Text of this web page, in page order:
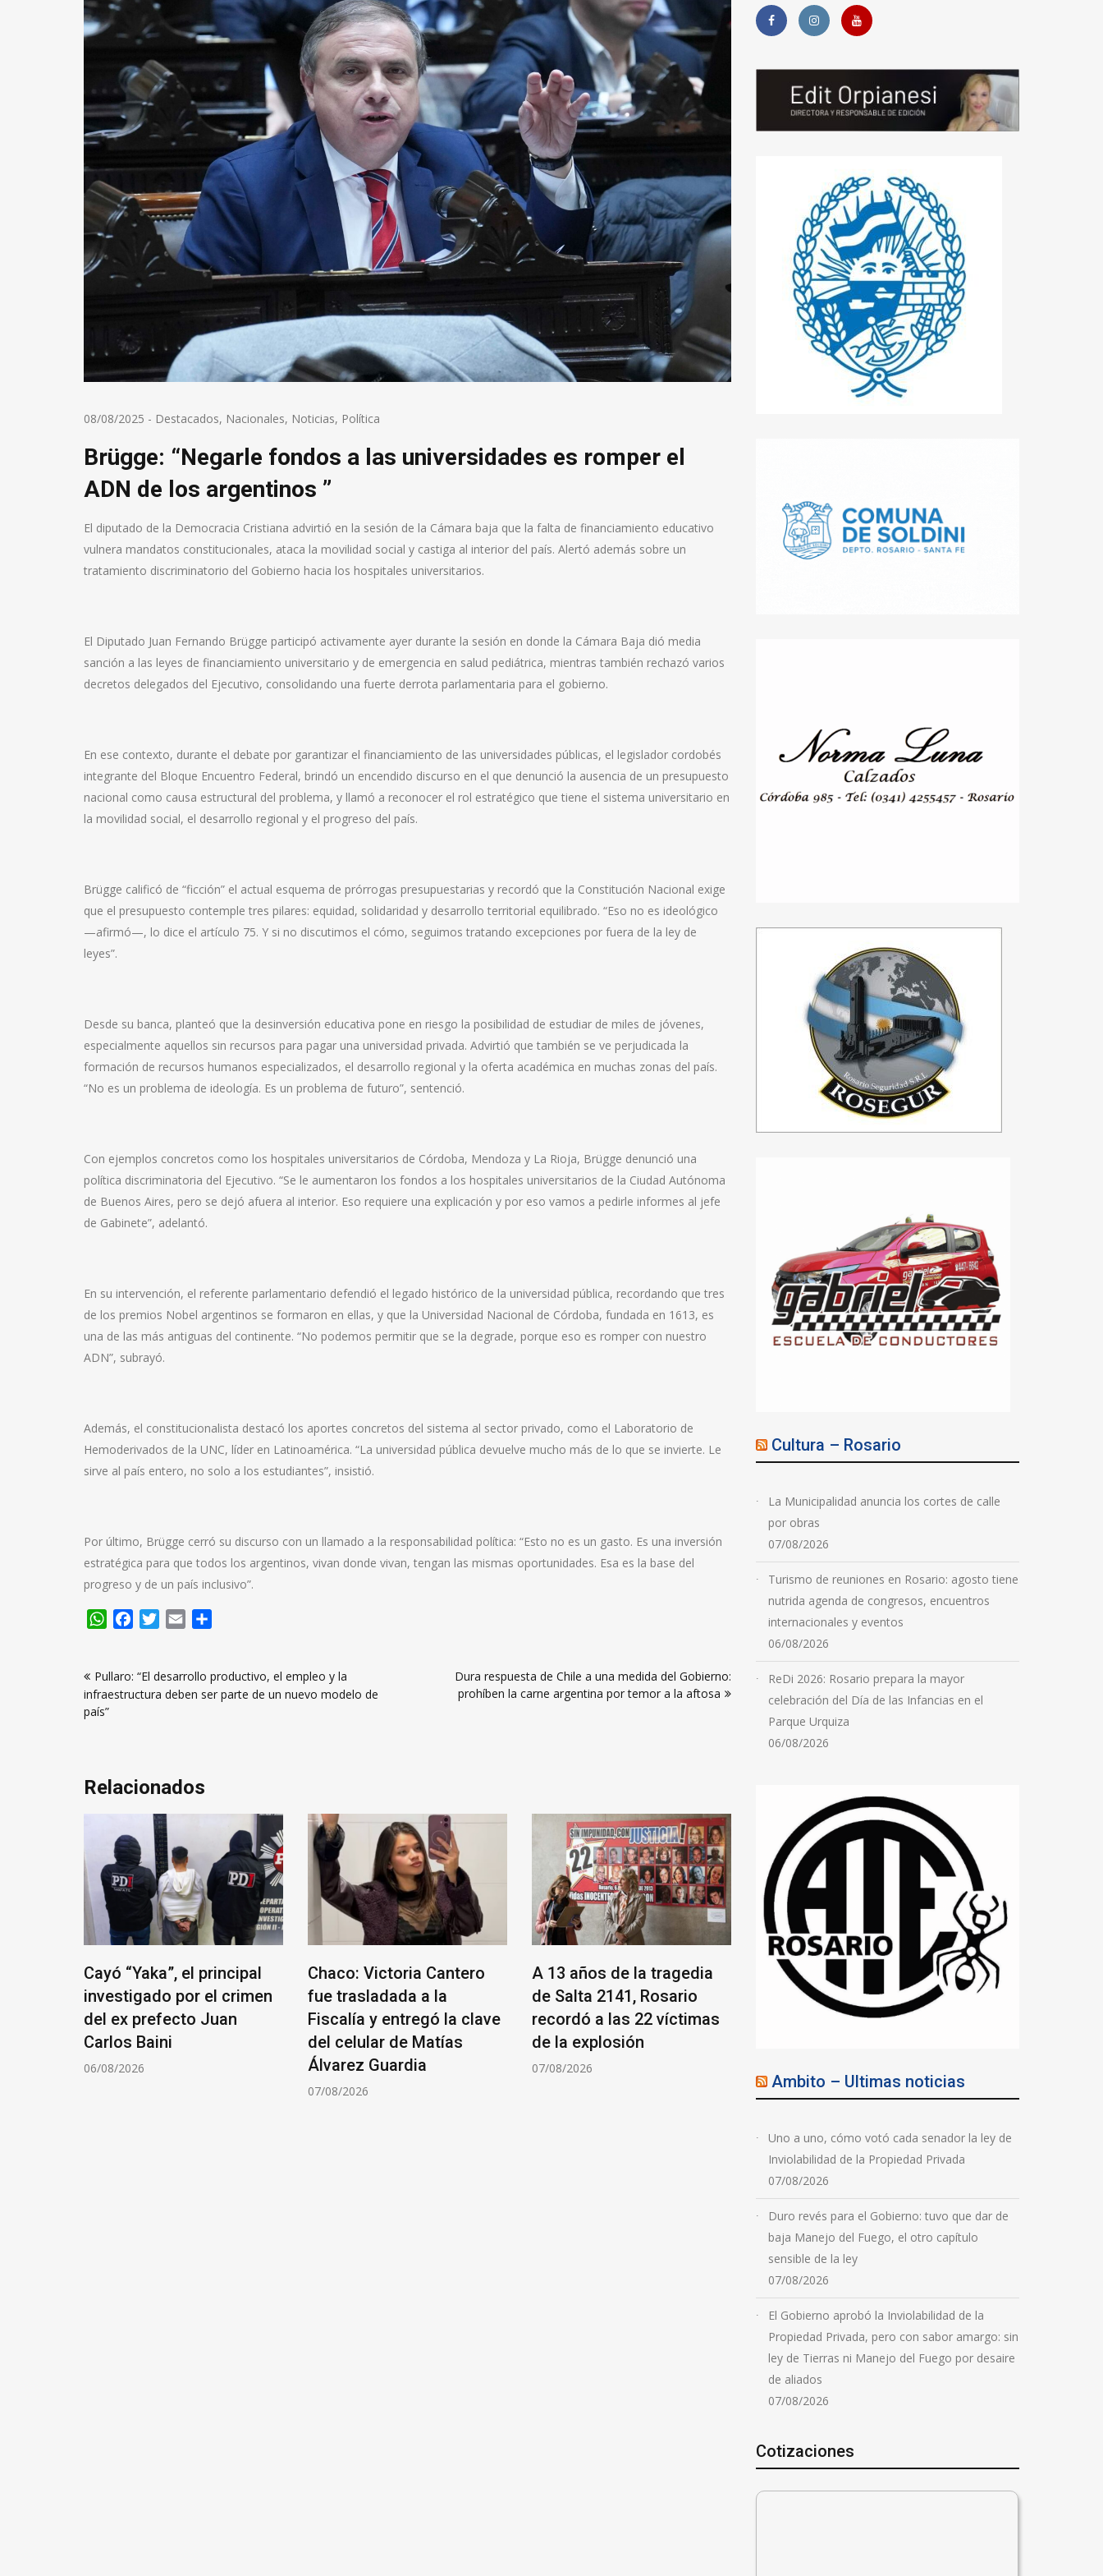
08/08/2025 - Destacados, Nacionales, Noticias, Política
Brügge: “Negarle fondos a las universidades es romper el
ADN de los argentinos ”
El diputado de la Democracia Cristiana advirtió en la sesión de la Cámara baja que la falta de financiamiento educativo
vulnera mandatos constitucionales, ataca la movilidad social y castiga al interior del país. Alertó además sobre un
tratamiento discriminatorio del Gobierno hacia los hospitales universitarios.
El Diputado Juan Fernando Brügge participó activamente ayer durante la sesión en donde la Cámara Baja dió media
sanción a las leyes de financiamiento universitario y de emergencia en salud pediátrica, mientras también rechazó varios
decretos delegados del Ejecutivo, consolidando una fuerte derrota parlamentaria para el gobierno.
En ese contexto, durante el debate por garantizar el financiamiento de las universidades públicas, el legislador cordobés
integrante del Bloque Encuentro Federal, brindó un encendido discurso en el que denunció la ausencia de un presupuesto
nacional como causa estructural del problema, y llamó a reconocer el rol estratégico que tiene el sistema universitario en
la movilidad social, el desarrollo regional y el progreso del país.
Brügge calificó de “ficción” el actual esquema de prórrogas presupuestarias y recordó que la Constitución Nacional exige
que el presupuesto contemple tres pilares: equidad, solidaridad y desarrollo territorial equilibrado. “Eso no es ideológico
—afirmó—, lo dice el artículo 75. Y si no discutimos el cómo, seguimos tratando excepciones por fuera de la ley de
leyes”.
Desde su banca, planteó que la desinversión educativa pone en riesgo la posibilidad de estudiar de miles de jóvenes,
especialmente aquellos sin recursos para pagar una universidad privada. Advirtió que también se ve perjudicada la
formación de recursos humanos especializados, el desarrollo regional y la oferta académica en muchas zonas del país.
“No es un problema de ideología. Es un problema de futuro”, sentenció.
Con ejemplos concretos como los hospitales universitarios de Córdoba, Mendoza y La Rioja, Brügge denunció una
política discriminatoria del Ejecutivo. “Se le aumentaron los fondos a los hospitales universitarios de la Ciudad Autónoma
de Buenos Aires, pero se dejó afuera al interior. Eso requiere una explicación y por eso vamos a pedirle informes al jefe
de Gabinete”, adelantó.
En su intervención, el referente parlamentario defendió el legado histórico de la universidad pública, recordando que tres
de los premios Nobel argentinos se formaron en ellas, y que la Universidad Nacional de Córdoba, fundada en 1613, es
una de las más antiguas del continente. “No podemos permitir que se la degrade, porque eso es romper con nuestro
ADN”, subrayó.
Además, el constitucionalista destacó los aportes concretos del sistema al sector privado, como el Laboratorio de
Hemoderivados de la UNC, líder en Latinoamérica. “La universidad pública devuelve mucho más de lo que se invierte. Le
sirve al país entero, no solo a los estudiantes”, insistió.
Por último, Brügge cerró su discurso con un llamado a la responsabilidad política: “Esto no es un gasto. Es una inversión
estratégica para que todos los argentinos, vivan donde vivan, tengan las mismas oportunidades. Esa es la base del
progreso y de un país inclusivo”.
WhatsApp
FacebookTwitter
Email
de
entradas
Pullaro: “El desarrollo productivo, el empleo y la
infraestructura deben ser parte de un nuevo modelo de
país”
Dura respuesta de Chile a una medida del Gobierno:
prohíben la carne argentina por temor a la aftosa
Relacionados
Cayó “Yaka”, el principal
investigado por el crimen
del ex prefecto Juan
Carlos Baini
06/08/2026
Chaco: Victoria Cantero
fue trasladada a la
Fiscalía y entregó la clave
del celular de Matías
Álvarez Guardia
07/08/2026
A 13 años de la tragedia
de Salta 2141, Rosario
recordó a las 22 víctimas
de la explosión
07/08/2026
La AFA respaldó al
presidente de la FIFA,
Gianni Infantino, con un
Cultura – Rosario
La Municipalidad anuncia los cortes de calle
por obras
07/08/2026
Turismo de reuniones en Rosario: agosto tiene
nutrida agenda de congresos, encuentros
internacionales y eventos
06/08/2026
ReDi 2026: Rosario prepara la mayor
celebración del Día de las Infancias en el
Parque Urquiza
06/08/2026
Ambito – Ultimas noticias
Uno a uno, cómo votó cada senador la ley de
Inviolabilidad de la Propiedad Privada
07/08/2026
Duro revés para el Gobierno: tuvo que dar de
baja Manejo del Fuego, el otro capítulo
sensible de la ley
07/08/2026
El Gobierno aprobó la Inviolabilidad de la
Propiedad Privada, pero con sabor amargo: sin
ley de Tierras ni Manejo del Fuego por desaire
de aliados
07/08/2026
Cotizaciones